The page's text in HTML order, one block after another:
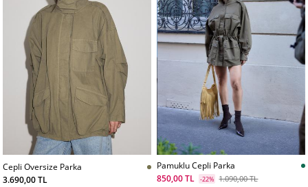
Cepli Oversize Parka
3.690,00 TL
Pamuklu Cepli Parka
850,00 TL
-22% 1.090,00 TL